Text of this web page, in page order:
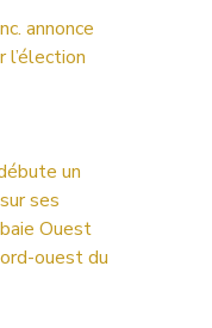
annonce
un
ses
Ouest
ouest du